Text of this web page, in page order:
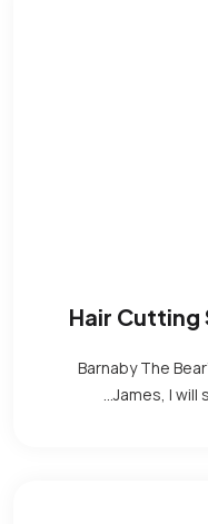
Hair Cutting
Barnaby The
James, I will